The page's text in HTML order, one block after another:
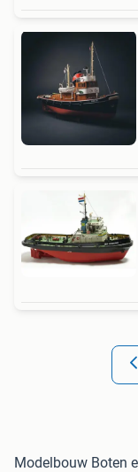
Modelbouw Boten